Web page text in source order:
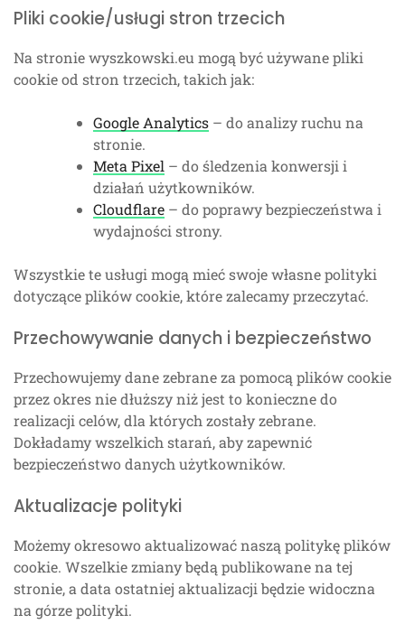
Pliki cookie/usługi stron trzecich
Na stronie wyszkowski.eu mogą być używane pliki
cookie od stron trzecich, takich jak:
Google Analytics – do analizy ruchu na
stronie.
Meta Pixel – do śledzenia konwersji i
działań użytkowników.
Cloudflare – do poprawy bezpieczeństwa i
wydajności strony.
Wszystkie te usługi mogą mieć swoje własne polityki
dotyczące plików cookie, które zalecamy przeczytać.
Przechowywanie danych i bezpieczeństwo
Przechowujemy dane zebrane za pomocą plików cookie
przez okres nie dłuższy niż jest to konieczne do
realizacji celów, dla których zostały zebrane.
Dokładamy wszelkich starań, aby zapewnić
bezpieczeństwo danych użytkowników.
Aktualizacje polityki
Możemy okresowo aktualizować naszą politykę plików
cookie. Wszelkie zmiany będą publikowane na tej
stronie, a data ostatniej aktualizacji będzie widoczna
na górze polityki.